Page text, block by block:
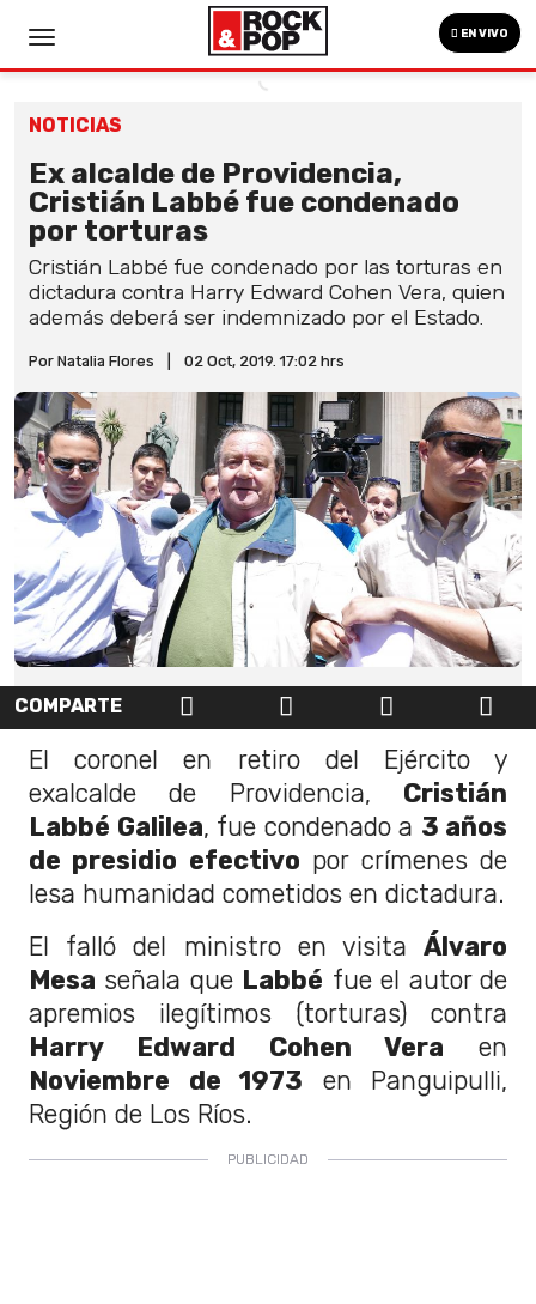
EN VIVO
NOTICIAS
Ex alcalde de Providencia,
Cristián Labbé fue condenado
por torturas
Cristián Labbé fue condenado por las torturas en
dictadura contra Harry Edward Cohen Vera, quien
además deberá ser indemnizado por el Estado.
Por Natalia Flores 02 Oct, 2019. 17:02 hrs
COMPARTE
El coronel en retiro del Ejército y
exalcalde de Providencia, Cristián
Labbé Galilea, fue condenado a 3 años
de presidio efectivo por crímenes de
lesa humanidad cometidos en dictadura.
El falló del ministro en visita Álvaro
Mesa señala que Labbé fue el autor de
apremios ilegítimos (torturas) contra
Harry Edward Cohen Vera en
Noviembre de 1973 en Panguipulli,
Región de Los Ríos.